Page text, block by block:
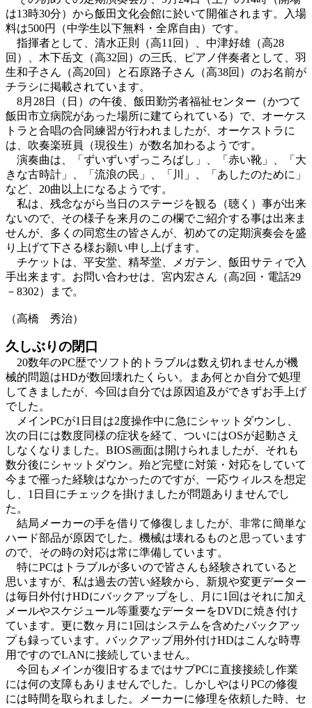
は13時30分）から飯田文化会館に於いて開催されます。入場
料は500円（中学生以下無料・全席自由）です。
指揮者として、清水正則（高11回）、中津好雄（高28
回）、木下岳文（高32回）の三氏、ピアノ伴奏者として、羽
生和子さん（高20回）と石原路子さん（高38回）のお名前が
チラシに掲載されています。
8月28日（日）の午後、飯田勤労者福祉センター（かつて
飯田市立病院があった場所に建てられている）で、オーケス
トラと合唱の合同練習が行われましたが、オーケストラに
は、吹奏楽班員（現役生）が数名加わるようです。
演奏曲は、「ずいずいずっころばし」、「赤い靴」、「大
きな古時計」、「流浪の民」、「川」、「あしたのために」
など、20曲以上になるようです。
私は、残念ながら当日のステージを観る（聴く）事が出来
ないので、その様子を来月のこの欄でご紹介する事は出来ま
せんが、多くの同窓生の皆さんが、初めての定期演奏会を盛
り上げて下さる様お願い申し上げます。
チケットは、平安堂、精琴堂、メガテン、飯田サティで入
手出来ます。お問い合わせは、宮内宏さん（高2回・電話29
－8302）まで。
（高橋 秀治）
久しぶりの閉口
20数年のPC歴でソフト的トラブルは数え切れませんが機
械的問題はHDが数回壊れたくらい。まあ何とか自分で処理
してきましたが、今回は自分では原因追及ができずお手上げ
でした。
メインPCが1日目は2度操作中に急にシャットダウンし、
次の日には数度同様の症状を経て、ついにはOSが起動さえ
しなくなりました。BIOS画面は開けられましたが、それも
数分後にシャットダウン。殆ど完璧に対策・対応をしていて
今まで罹った経験はなかったのですが、一応ウィルスを想定
し、1日目にチェックを掛けましたが問題ありませんでし
た。
結局メーカーの手を借りて修復しましたが、非常に簡単な
ハード部品が原因でした。機械は壊れるものと思っています
ので、その時の対応は常に準備しています。
特にPCはトラブルが多いので皆さんも経験されていると
思いますが、私は過去の苦い経験から、新規や変更データー
は毎日外付けHDにバックアップをし、月に1回はそれに加え
メールやスケジュール等重要なデーターをDVDに焼き付け
ています。更に数ヶ月に1回はシステムを含めたバックアッ
プも録っています。バックアップ用外付けHDはこんな時専
用ですのでLANに接続していません。
今回もメインが復旧するまではサブPCに直接接続し作業
には何の支障もありませんでした。しかしやはりPCの修復
には時間を取られました。メーカーに修理を依頼した時、セ